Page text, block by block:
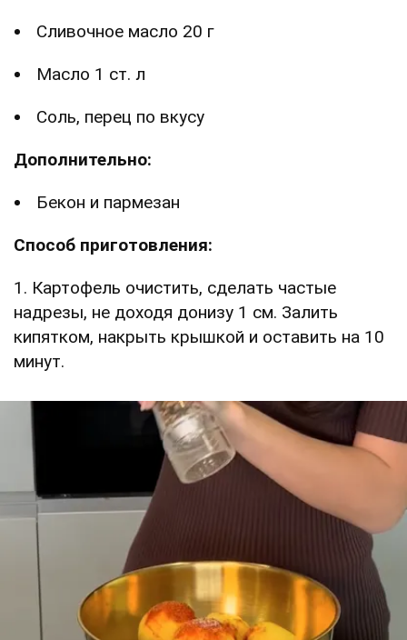
Сливочное масло 20 г
Масло 1 ст. л
Соль, перец по вкусу
Дополнительно:
Бекон и пармезан
Способ приготовления:
1. Картофель очистить, сделать частые
надрезы, не доходя донизу 1 см. Залить
кипятком, накрыть крышкой и оставить на 10
минут.